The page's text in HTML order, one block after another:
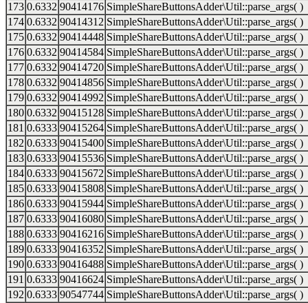
173 0.6332 90414176 SimpleShareButtonsAdder\Util::parse_args( )
174 0.6332 90414312 SimpleShareButtonsAdder\Util::parse_args( )
175 0.6332 90414448 SimpleShareButtonsAdder\Util::parse_args( )
176 0.6332 90414584 SimpleShareButtonsAdder\Util::parse_args( )
177 0.6332 90414720 SimpleShareButtonsAdder\Util::parse_args( )
178 0.6332 90414856 SimpleShareButtonsAdder\Util::parse_args( )
179 0.6332 90414992 SimpleShareButtonsAdder\Util::parse_args( )
180 0.6332 90415128 SimpleShareButtonsAdder\Util::parse_args( )
181 0.6333 90415264 SimpleShareButtonsAdder\Util::parse_args( )
182 0.6333 90415400 SimpleShareButtonsAdder\Util::parse_args( )
183 0.6333 90415536 SimpleShareButtonsAdder\Util::parse_args( )
184 0.6333 90415672 SimpleShareButtonsAdder\Util::parse_args( )
185 0.6333 90415808 SimpleShareButtonsAdder\Util::parse_args( )
186 0.6333 90415944 SimpleShareButtonsAdder\Util::parse_args( )
187 0.6333 90416080 SimpleShareButtonsAdder\Util::parse_args( )
188 0.6333 90416216 SimpleShareButtonsAdder\Util::parse_args( )
189 0.6333 90416352 SimpleShareButtonsAdder\Util::parse_args( )
190 0.6333 90416488 SimpleShareButtonsAdder\Util::parse_args( )
191 0.6333 90416624 SimpleShareButtonsAdder\Util::parse_args( )
192 0.6333 90547744 SimpleShareButtonsAdder\Util::parse_args( )